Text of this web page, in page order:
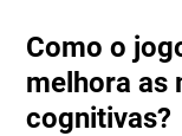
Como o
melhora as
cognitivas?